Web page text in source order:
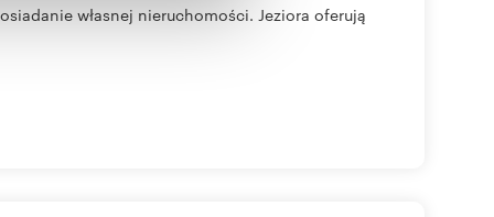
własnej nieruchomości. Jeziora oferują